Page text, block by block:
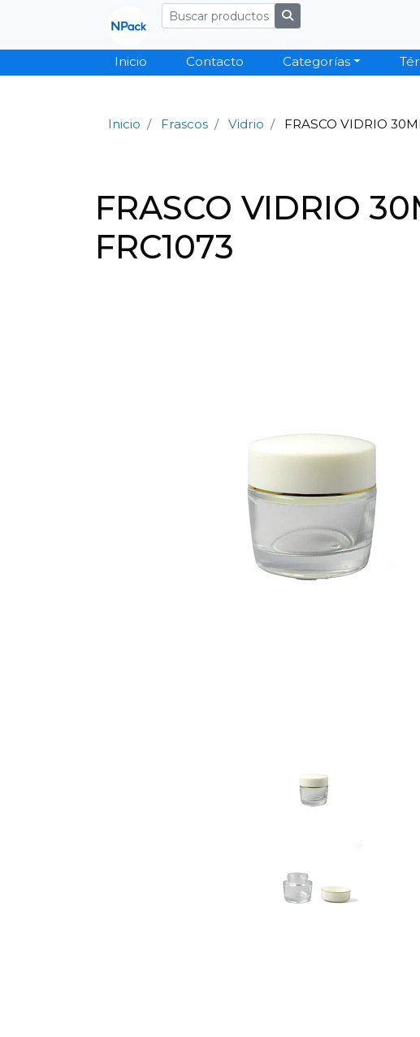
Inicio Contacto Categorías
Inicio Frascos Vidrio FRASCO VIDRIO
FRASCO VIDRIO
FRC1073